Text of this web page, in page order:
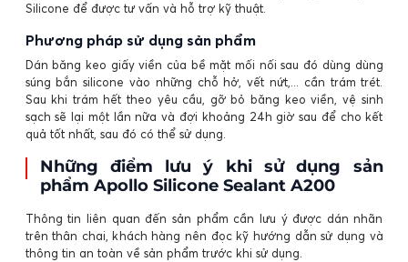
Silicone để được tư vấn và hỗ trợ kỹ thuật.
Phương pháp sử dụng sản phẩm
Dán băng keo giấy viền của bề mặt mối nối sau đó dùng dùng
súng bắn silicone vào những chỗ hở, vết nứt,... cần trám trét.
Sau khi trám hết theo yêu cầu, gỡ bỏ băng keo viền, vệ sinh
sạch sẽ lại một lần nữa và đợi khoảng 24h giờ sau để cho kết
quả tốt nhất, sau đó có thể sử dụng.
Những điểm lưu ý khi sử dụng sản
phẩm Apollo Silicone Sealant A200
Thông tin liên quan đến sản phẩm cần lưu ý được dán nhãn
trên thân chai, khách hàng nên đọc kỹ hướng dẫn sử dụng và
thông tin an toàn về sản phẩm trước khi sử dụng.